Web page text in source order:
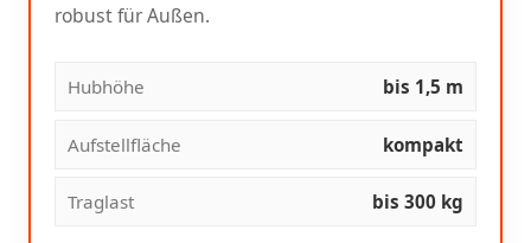
robust für Außen.
Hubhöhe bis 1,5 m
Aufstellfläche kompakt
Traglast bis 300 kg